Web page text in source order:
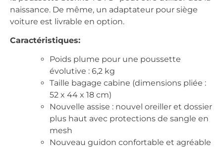
naissance. De même, un adaptateur pour siège
voiture est livrable en option.
Caractéristiques:
Poids plume pour une poussette
évolutive : 6,2 kg
Taille bagage cabine (dimensions pliée :
52 x 44 x 18 cm)
Nouvelle assise : nouvel oreiller et dossier
plus haut avec protections de sangle en
mesh
Nouveau guidon confortable et agréable